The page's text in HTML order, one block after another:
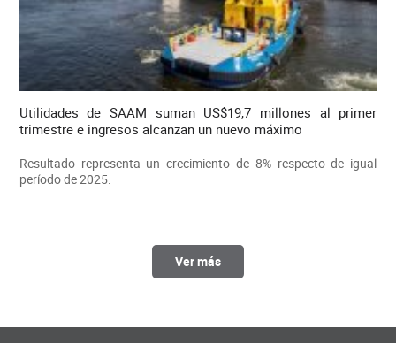
Utilidades de SAAM suman US$19,7 millones al primer
trimestre e ingresos alcanzan un nuevo máximo
Resultado representa un crecimiento de 8% respecto de igual
período de 2025.
Ver más